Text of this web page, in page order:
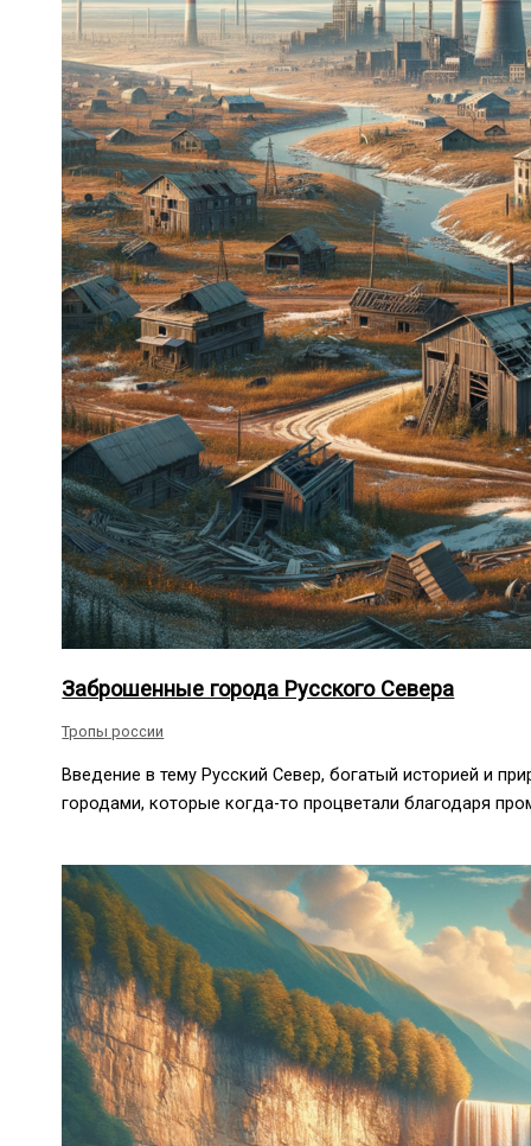
Заброшенные города Русского Севера
Тропы россии
Введение в тему Русский Север, богатый историей и
городами, которые когда-то процветали благодаря